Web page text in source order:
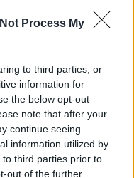
Process My
to third parties, or
information for
the below opt-out
note that after your
continue seeing
information utilized by
third parties prior to
out of the further